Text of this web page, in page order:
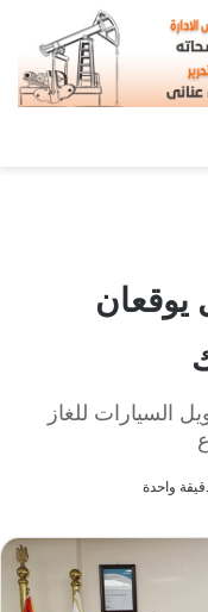
يوقعان
السيارات للغاز
واحدة